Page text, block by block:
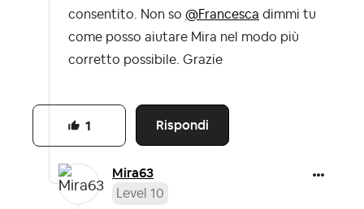
consentito. Non so @Francesca dimmi tu
come posso aiutare Mira nel modo più
corretto possibile. Grazie
Rispondi
1
Mira63
Level 10